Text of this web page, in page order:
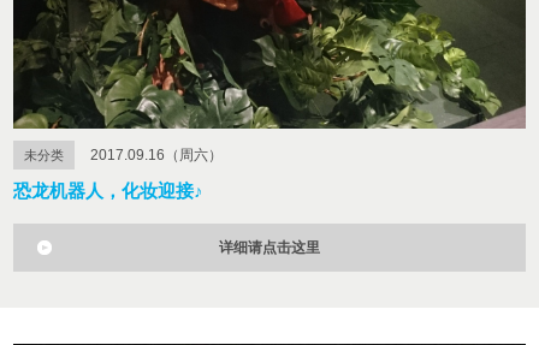
未分类 2017.09.16（周六）
恐龙机器人，化妆迎接♪
详细请点击这里